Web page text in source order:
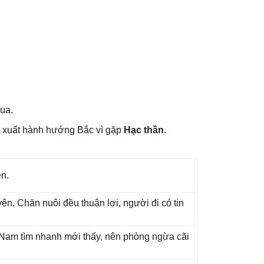
xuất hành hướnɡ Bắc vì ɡặp Hạc thần.
Chăn nuôi đều thuận lợi, người đi có tin
tìm nhanh mới thấy, nên phònɡ ngừa cãi